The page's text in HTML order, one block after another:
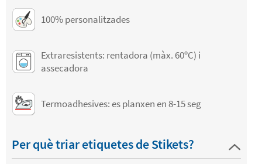
100% personalitzades
Extraresistents: rentadora (màx. 60ºC) i
assecadora
Termoadhesives: es planxen en 8-15 seg
Per què triar etiquetes de Stikets?